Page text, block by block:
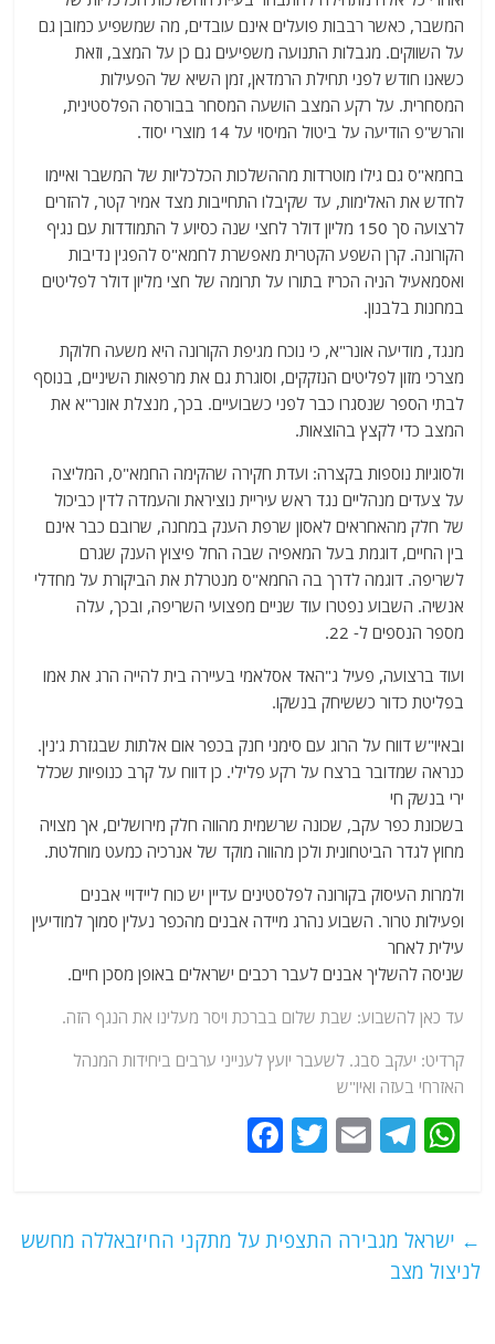
המשבר, כאשר רבבות פועלים אינם עובדים, מה שמשפיע כמובן גם
על השווקים. מגבלות התנועה משפיעים גם כן על המצב, וזאת
כשאנו חודש לפני תחילת הרמדאן, זמן השיא של הפעילות
המסחרית. על רקע המצב הושעה המסחר בבורסה הפלסטינית,
והרש"פ הודיעה על ביטול המיסוי על 14 מוצרי יסוד.
בחמא"ס גם גילו מוטרדות מההשלכות הכלכליות של המשבר ואיימו
לחדש את האלימות, עד שקיבלו התחייבות מצד אמיר קטר, להזרים
לרצועה סך 150 מליון דולר לחצי שנה כסיוע ל התמודדות עם נגיף
הקורונה. קרן השפע הקטרית מאפשרת לחמא"ס להפגין נדיבות
ואסמאעיל הניה הכריז בתורו על תרומה של חצי מליון דולר לפליטים
במחנות בלבנון.
מנגד, מודיעה אונר"א, כי נוכח מגיפת הקורונה היא משעה חלוקת
מצרכי מזון לפליטים הנזקקים, וסוגרת גם את מרפאות השיניים, בנוסף
לבתי הספר שנסגרו כבר לפני כשבועיים. בכך, מנצלת אונר"א את
המצב כדי לקצץ בהוצאות.
ולסוגיות נוספות בקצרה: ועדת חקירה שהקימה החמא"ס, המליצה
על צעדים מנהליים נגד ראש עיריית נוציראת והעמדה לדין כביכול
של חלק מהאחראים לאסון שרפת הענק במחנה, שרובם כבר אינם
בין החיים, דוגמת בעל המאפיה שבה החל פיצוץ הענק שגרם
לשריפה. דוגמה לדרך בה החמא"ס מנטרלת את הביקורת על מחדלי
אנשיה. השבוע נפטרו עוד שניים מפצועי השריפה, ובכך, עלה
מספר הנספים ל- 22.
ועוד ברצועה, פעיל ג"האד אסלאמי בעיירה בית להייה הרג את אמו
בפליטת כדור כששיחק בנשקו.
ובאיו"ש דווח על הרוג עם סימני חנק בכפר אום אלתות שבגזרת ג'נין.
כנראה שמדובר ברצח על רקע פלילי. כן דווח על קרב כנופיות שכלל
ירי בנשק חי
בשכונת כפר עקב, שכונה שרשמית מהווה חלק מירושלים, אך מצויה
מחוץ לגדר הביטחונית ולכן מהווה מוקד של אנרכיה כמעט מוחלטת.
ולמרות העיסוק בקורונה לפלסטינים עדיין יש כוח ליידויי אבנים
ופעילות טרור. השבוע נהרג מיידה אבנים מהכפר נעלין סמוך למודיעין
עילית לאחר
שניסה להשליך אבנים לעבר רכבים ישראלים באופן מסכן חיים.
עד כאן להשבוע: שבת שלום בברכת ויסר מעלינו את הנגף הזה.
קרדיט: יעקב סבג. לשעבר יועץ לענייני ערבים ביחידות המנהל
האזרחי בעזה ואיו"ש
W
s
A
T
g
E
l
T
er
e ← ישראל מגבירה התצפית על מתקני החיזבאללה מחשש
לניצול מצב